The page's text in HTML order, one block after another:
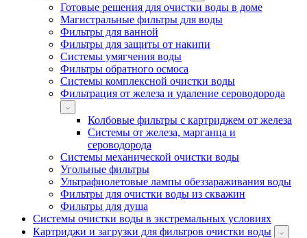
Готовые решения для очистки воды в доме
Магистральные фильтры для воды
Фильтры для ванной
Фильтры для защиты от накипи
Системы умягчения воды
Фильтры обратного осмоса
Системы комплексной очистки воды
Фильтрация от железа и удаление сероводорода
Колбовые фильтры с картриджем от железа
Системы от железа, марганца и
сероводорода
Системы механической очистки воды
Угольные фильтры
Ультрафиолетовые лампы обеззараживания воды
Фильтры для очистки воды из скважин
Фильтры для душа
Системы очистки воды в экстремальных условиях
Картриджи и загрузки для фильтров очистки воды